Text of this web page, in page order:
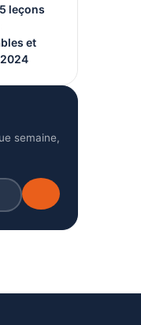
leçons
et
semaine,